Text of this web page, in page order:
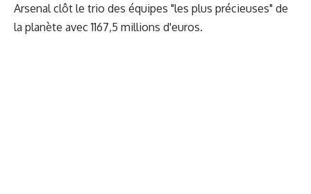
Arsenal clôt le trio des équipes "les plus précieuses" de
la planète avec 1167,5 millions d'euros.